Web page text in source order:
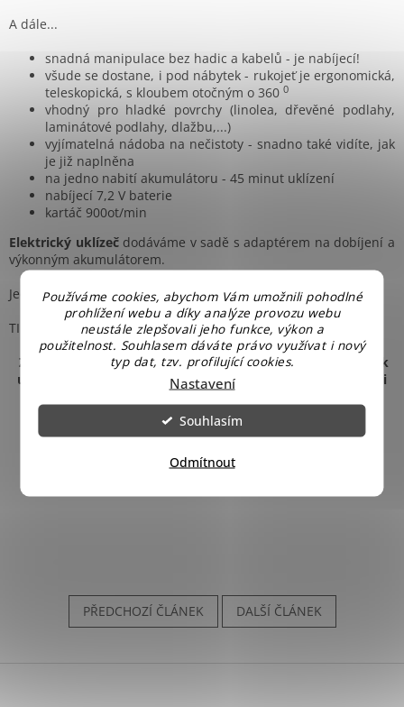
Používáme cookies, abychom Vám umožnili pohodlné
prohlížení webu a díky analýze provozu webu
neustále zlepšovali jeho funkce, výkon a
použitelnost. Souhlasem dáváte právo využívat i nový
typ dat, tzv. profilující cookies.
Nastavení
Odmítnout
Souhlasím
A dále...
snadná manipulace bez hadic a kabelů - je nabíjecí!
všude se dostane, i pod nábytek - rukojeť je ergonomická,
teleskopická, s kloubem otočným o 360 0
vhodný pro hladké povrchy (linolea, dřevěné podlahy,
laminátové podlahy, dlažbu,...)
vyjímatelná nádoba na nečistoty - snadno také vidíte, jak
je již naplněna
na jedno nabití akumulátoru - 45 minut uklízení
nabíjecí 7,2 V baterie
kartáč 900ot/min
Elektrický uklízeč dodáváme v sadě s adaptérem na dobíjení a
výkonným akumulátorem.
Jednoduché, praktické. U nás navíc za nejlepší cenu!
TIP od nás: vysavače v nabídce zde
Zajímají Vás informace ze zákulisí našeho obchodu, tipy jak
ušetřit na běžných výdajích a být tak bohatší, nebo jen rádi
soutěžíte? Sledujte náš
PŘEDCHOZÍ ČLÁNEK DALŠÍ ČLÁNEK
Z